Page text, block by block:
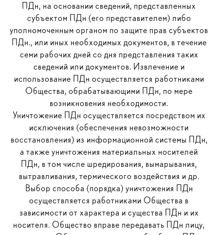
ПДн, на основании сведений, представленных
субъектом ПДн (его представителем) либо
уполномоченным органом по защите прав субъектов
ПДн., или иных необходимых документов, в течение
семи рабочих дней со дня представления таких
сведений или документов. Извлечение и
использование ПДн осуществляется работниками
Общества, обрабатывающими ПДн, по мере
возникновения необходимости.
Уничтожение ПДн осуществляется посредством их
исключения (обеспечения невозможности
восстановления) из информационной системы ПДн,
а также уничтожения материальных носителей
ПДн, в том числе шредирования, вымарывания,
вытравливания, термического воздействия и др.
Выбор способа (порядка) уничтожения ПДн
осуществляется работниками Общества в
зависимости от характера и существа ПДн и их
носителя. Общество вправе передавать ПДн лицу,